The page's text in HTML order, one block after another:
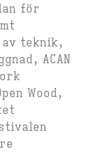
för
teknik,
ACAN
Wood,